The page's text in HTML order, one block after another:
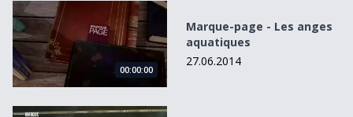
Marque-page - Les anges aquatiques
00:00:00
Marque-page - Les anges
aquatiques
27.06.2014